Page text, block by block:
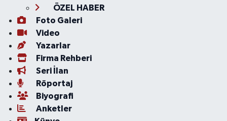
ÖZEL HABER
Foto Galeri
Video
Yazarlar
Firma Rehberi
Seri İlan
Röportaj
Biyografi
Anketler